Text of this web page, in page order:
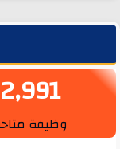
2,991
وظيفة متاحة